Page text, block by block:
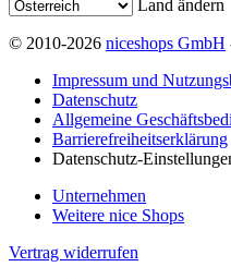
Land ändern
© 2010-2026 niceshops GmbH
Impressum und
Datenschutz
Allgemeine
Barrierefreiheitserklärung
Datenschutz-
Unternehmen
Weitere nice Shops
Vertrag widerrufen